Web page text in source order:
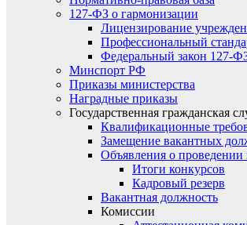
127-ФЗ о гармонизации
Лицензирование
Профессиональный
Федеральный закон 127-
Минспорт РФ
Приказы министерства
Наградные приказы
Государственная гражданская
Квалификационные
Замещение вакантных
Объявления о проведении
Итоги конкурсов
Кадровый резерв
Вакантная должность
Комиссии